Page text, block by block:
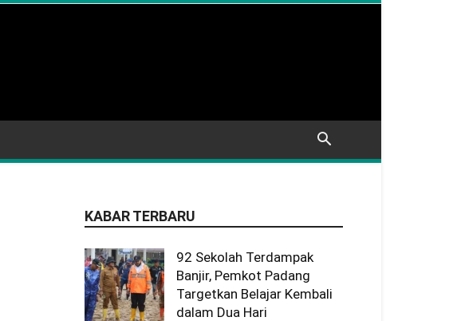
KABAR TERBARU
92 Sekolah Terdampak
Banjir, Pemkot Padang
Targetkan Belajar Kembali
dalam Dua Hari